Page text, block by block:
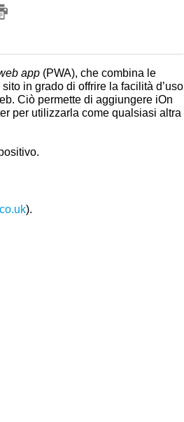
app (PWA), che combina le
in grado di offrire la facilità d’uso
Ciò permette di aggiungere iOn
per utilizzarla come qualsiasi altra
).